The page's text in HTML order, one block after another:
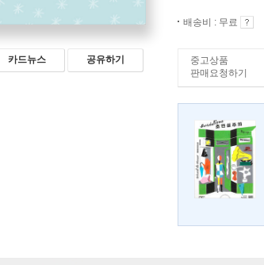
카드뉴스 공유하기
배송비 : 무료
중고상품
판매요청하기